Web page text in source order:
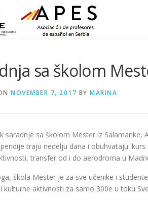
sa školom
NOVEMBER 7, 2017 BY MARINA
saradnje sa školom Mester iz Salamanke,
traju nedelju dana i obuhvataju:
transfer od i do aerodroma u
škola Mester je za sve učenike i
kulturne aktivnosti za samo 300e u toku